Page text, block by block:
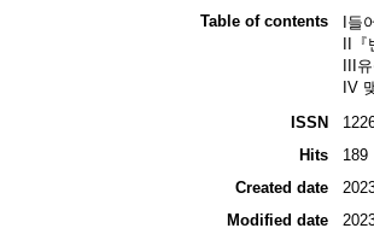
Table of contents
I들
II
III
IV
ISSN
Hits
189
Created date
Modified date